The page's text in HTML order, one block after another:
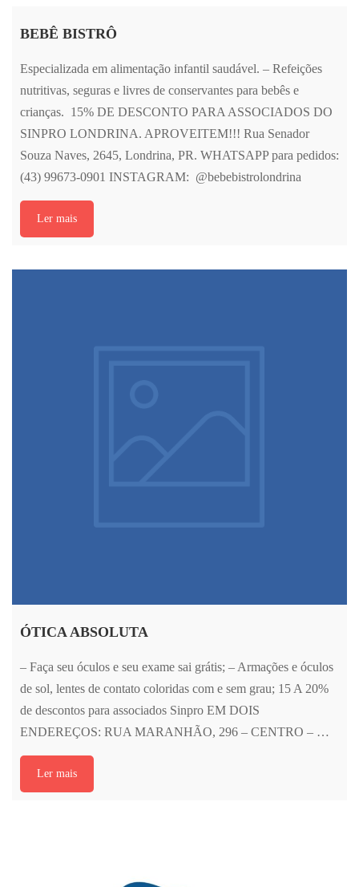
BEBÊ BISTRÔ
Especializada em alimentação infantil saudável. – Refeições
nutritivas, seguras e livres de conservantes para bebês e
crianças. 15% DE DESCONTO PARA ASSOCIADOS DO
SINPRO LONDRINA. APROVEITEM!!! Rua Senador
Souza Naves, 2645, Londrina, PR. WHATSAPP para pedidos:
(43) 99673-0901 INSTAGRAM: @bebebistrolondrina
Ler mais
ÓTICA ABSOLUTA
– Faça seu óculos e seu exame sai grátis; – Armações e óculos
de sol, lentes de contato coloridas com e sem grau; 15 A 20%
de descontos para associados Sinpro EM DOIS
ENDEREÇOS: RUA MARANHÃO, 296 – CENTRO – …
Ler mais